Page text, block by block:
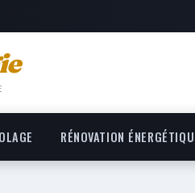
RÉNOVATION